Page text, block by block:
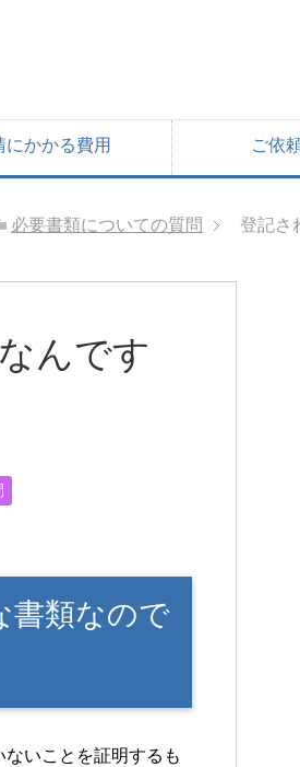
にかかる費用 ご依
必要書類についての質問 登記さ
んです
書類なので
いことを証明するも